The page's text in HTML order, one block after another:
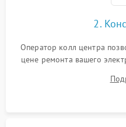
2.
Оператор колл центра
цене ремонта вашего